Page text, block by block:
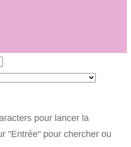
pour lancer la
"Entrée" pour chercher ou